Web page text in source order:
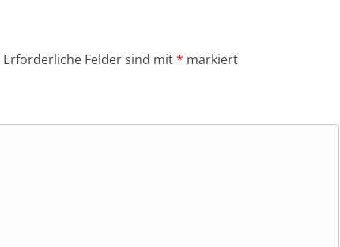
Erforderliche Felder sind mit* markiert